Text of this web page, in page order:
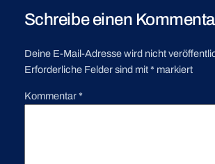
Schreibe einen
Deine E-Mail-Adresse wird nicht
Erforderliche Felder sind mit* markiert
Kommentar*